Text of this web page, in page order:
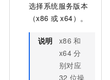
选择系统服务版本
（x86 或 x64）。
说明 x86 和
x64 分
别对应
32 位操